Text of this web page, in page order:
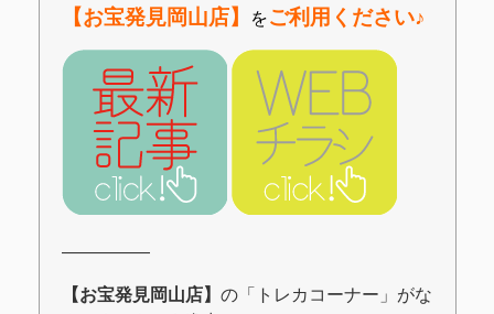
【お宝発見岡山店】 をご利用ください♪
―――――
【お宝発見岡山店】 の「トレカコーナー」がな